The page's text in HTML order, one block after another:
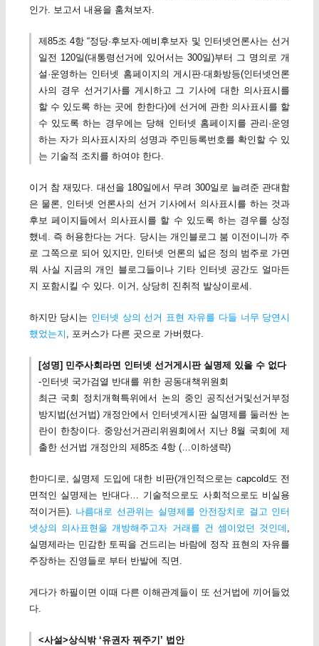
인가. 보고서 내용을 훔쳐보자.
제85조 4항 “정당·후보자·예비후보자 및 인터넷언론사는 선거
일전 120일(대통령선거에 있어서는 300일)부터 그 명의로 개
설·운영하는 인터넷 홈페이지의 게시판·대화방등(인터넷언론
사의 경우 선거기사를 게시하고 그 기사에 대한 의사표시를
할 수 있도록 하는 곳에 한한다)에 선거에 관한 의사표시를 할
수 있도록 하는 경우에는 당해 인터넷 홈페이지를 관리·운영
하는 자가 의사표시자의 성명과 주민등록번호를 확인할 수 있
는 기술적 조치를 하여야 한다.
이거 참 재밌다. 대선을 180일에서 무려 300일로 늘려준 관대함
은 물론, 인터넷 언론사의 선거 기사에서 의사표시를 하는 것과
후보 페이지들에서 의사표시를 할 수 있도록 하는 경우를 상정
했네. 즉 허용한다는 거다. 당시는 개인블로그 붐 이전이니까 주
로 그쪽으로 되어 있지만, 인터넷 언론의 넓은 정의 범주로 가면
뭐 사실 지금의 개인 블로그들이나 기타 인터넷 공간도 얼마든
지 포함시킬 수 있다. 이거, 상당히 진취적 발상이로세.
하지만 당시는 인터넷 상의 선거 표현 자유를 다들 너무 당연시
했었는지
, 포커스가 다른 곳으로 가버렸다.
[성명] 민주사회라면 인터넷 선거게시판 실명제 있을 수 없다
-인터넷 국가검열 반대를 위한 공동대책위원회
최근 국회 정치개혁특위에서 논의 중인 공직선거및선거부정
방지법(선거법) 개정안에서 인터넷게시판 실명제를 둘러싼 논
란이 한창이다. 중앙선거관리위원회에서 지난 8월 국회에 제
출한 선거법 개정안의 제85조 4항 (…이하생략)
한마디로, 실명제 도입에 대한 비판(개인적으로는 capcold도 전
면적인 실명제는 반대다… 기술적으로도 사회적으로도 비실용
적이거든). 나름대로 선관위는 실명제를 안전장치로 걸고 인터
넷상의 의사표현을 개방해주고자 거래를 건 셈이었던 것인데 ,
실명제라는 민감한 토픽을 건드리는 바람에 정작 표현의 자유를
주장하는 진영들로 부터 반발에 직면.
게다가 하필이면 이때 다른 이해관계들이 또 선거법에 끼어들었
다.
<사설>상식밖 ‘유권자 꿔주기’ 법안